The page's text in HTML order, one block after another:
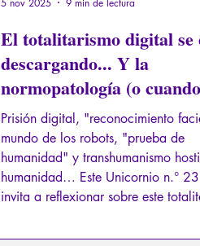
El totalitarismo digital se
descargando... Y la
normopatología (o
locura se convierte en la
norma).
Prisión digital, "reconocimiento
mundo de los robots, "prueba de
humanidad" y transhumanismo
humanidad… Este Unicornio n.°
invita a reflexionar sobre este
nos sumergimos en la